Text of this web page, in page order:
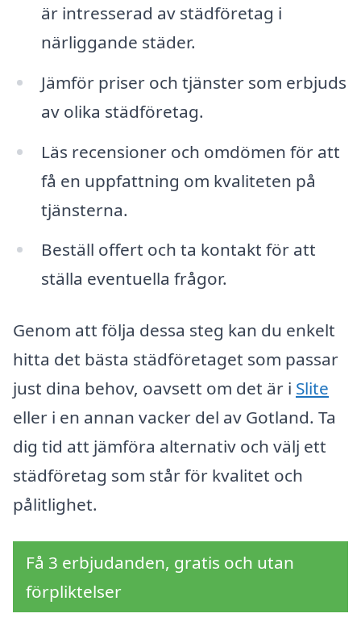
är intresserad av städföretag i
närliggande städer.
Jämför priser och tjänster som erbjuds
av olika städföretag.
Läs recensioner och omdömen för att
få en uppfattning om kvaliteten på
tjänsterna.
Beställ offert och ta kontakt för att
ställa eventuella frågor.
Genom att följa dessa steg kan du enkelt
hitta det bästa städföretaget som passar
just dina behov, oavsett om det är i Slite
eller i en annan vacker del av Gotland. Ta
dig tid att jämföra alternativ och välj ett
städföretag som står för kvalitet och
pålitlighet.
Få 3 erbjudanden, gratis och utan
förpliktelser